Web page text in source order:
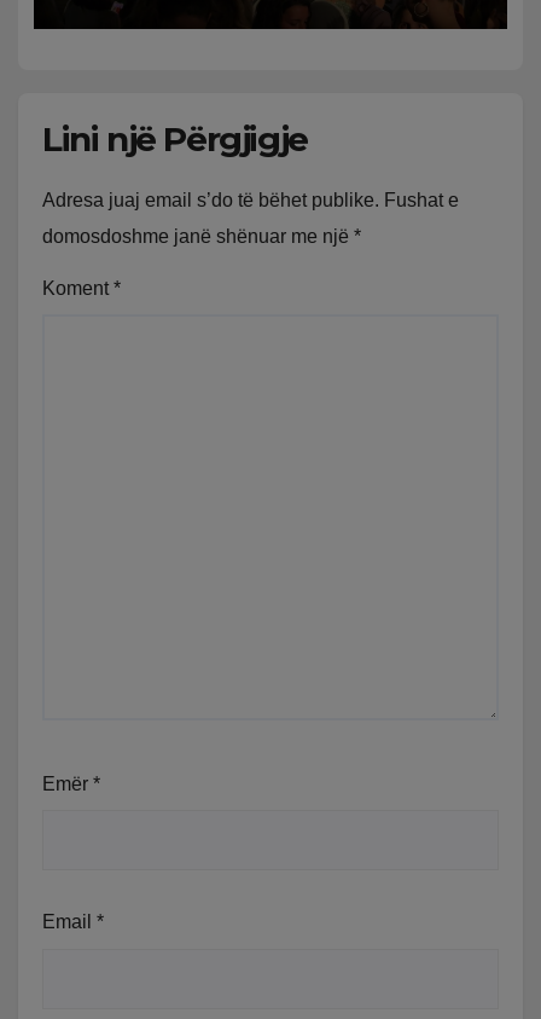
Lini një Përgjigje
Adresa juaj email s’do të bëhet publike. Fushat e
domosdoshme janë shënuar me një *
Koment *
Emër *
Email *